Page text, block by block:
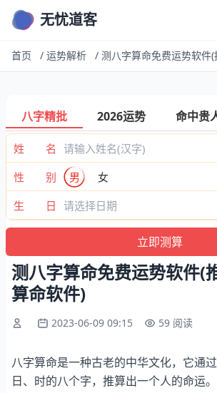
无忧道客
首页 / 运势解析 /
八字精批 2026运势 命中贵
姓 名
性 别
男
女
生 日
测八字算命免费运势软件(
算命软件)
2023-06-09 09:15 59 阅读
八字算命是一种古老的中华文化，它通过
日、时的八个字，推算出一个人的命运